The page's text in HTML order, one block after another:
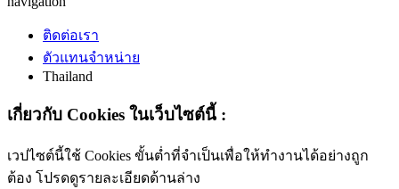
ติดต่อเรา
ตัวแทนจำหน่าย
Thailand
เกี่ยวกับ Cookies ในเว็บไซต์นี้ :
เวปไซต์นี้ใช้ Cookies ขั้นต่ำที่จำเป็นเพื่อให้ทำงานได้อย่างถูก
ต้อง โปรดดูรายละเอียดด้านล่าง